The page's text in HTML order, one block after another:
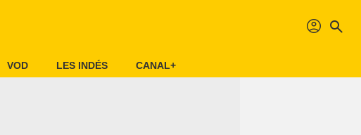
profil search
VOD LES INDÉS CANAL+